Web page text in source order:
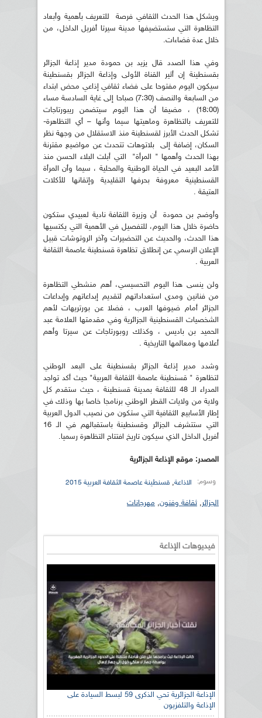
ويشكل هذا الحدث الثقافي فرصة للتعريف بأهمية وأبعاد
التظاهرة التي ستستضيفها مدينة سيرتا أفريل الداخل، من
خلال عدة فضاءات.
وفي هذا الصدد قال يزيد بن حمودة مدير إذاعة الجزائر
بقسنطينة إن أثير القناة الأولى وإذاعة الجزائر بقسنطينة
سيكون اليوم مفتوحا على فضاء ثقافي إذاعي محض ابتداء
من السابعة والنصف (7:30) صباحا إلى غاية السادسة مساء
(18:00) ، مضيفا أن هذا اليوم سيتضمن ريبورتاجات
للتعريف بالتظاهرة وماهيتها سيما وأنها – أي التظاهرة-
تشكل الحدث الأبرز لقسنطينة منذ الاستقلال من وجهة نظر
السكان، إضافة إلى بلاتوهات تتحدث عن مواضيع مقترنة
بهذا الحدث وأهمها " المرأة" التي أبلت البلاء الحسن منذ
الأمد البعيد في الحياة الوطنية والمحلية ، سيما وأن المرأة
القسنطينية معروفة بحرفها التقليدية وإتقانها للأكلات
العتيقة .
وأوضح بن حمودة أن وزيرة الثقافة نادية لعبيدي ستكون
حاضرة خلال هذا اليوم، للتفصيل في الأهمية التي يكتسيها
هذا الحدث، والحديث عن التحضيرات وآخر الروتوشات قبيل
الإعلان الرسمي عن إنطلاق تظاهرة قسنطينة عاصمة الثقافة
العربية .
ولن ينسى هذا اليوم التحسيسي، أهم منشطي التظاهرة
من فنانين ومدى استعداداتهم لتقديم إبداعاتهم وإبداعات
الجزائر أمام ضيوفها العرب ، فضلا عن بورتريهات لأهم
الشخصيات القسنطينية الجزائرية وفي مقدمتها العلامة عبد
الحميد بن باديس ، وكذلك روبورتاجات عن سيرتا وأهم
أعلامها ومعالمها التاريخية .
وشدد مدير إذاعة الجزائر بقسنطينة على البعد الوطني
لتظاهرة " قسنطينة عاصمة الثقافة العربية" حيث أكد تواجد
المدراء الـ 48 للثقافة بمدينة قسنطينة ، حيث ستقدم كل
ولاية من ولايات القطر الوطني برنامجا خاصا بها وذلك في
إطار الأسابيع الثقافية التي ستكون من نصيب الدول العربية
التي ستتشرف الجزائر وقسنطينة باستقبالهم في الـ 16
أفريل الداخل الذي سيكون تاريخ افتتاح التظاهرة رسميا.
المصدر: موقع الإذاعة الجزائرية
وسوم: الاذاعة, قسنطينة عاصمة الثقافة العربية 2015
الجزائر, ثقافة وفنون, مهرجانات
فيديوهات الإذاعة
الإذاعة الجزائرية تحي الذكرى 59 لبسط السيادة على
الإذاعة والتلفزيون